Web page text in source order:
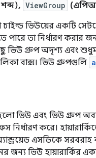
ViewGroup
ভিউয়ের একটি
তা নির্ধারণ করার
ভিউ গ্রুপ অদৃশ্য এবং
বাক্স। ভিউ গ্রুপগুলি
হলো ভিউ এবং ভিউ গ্রুপ
নির্ধারণ করে।
এসডিকে সরবরাহ
জন্য ভিউ হায়ারার্কির